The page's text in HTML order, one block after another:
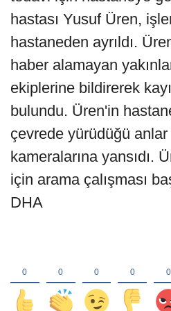
hastası Yusuf Üren,
hastaneden ayrıldı.
haber alamayan
ekiplerine bildirerek
bulundu. Üren'in
çevrede yürüdüğü
kameralarına yansıdı.
için arama çalışması
DHA